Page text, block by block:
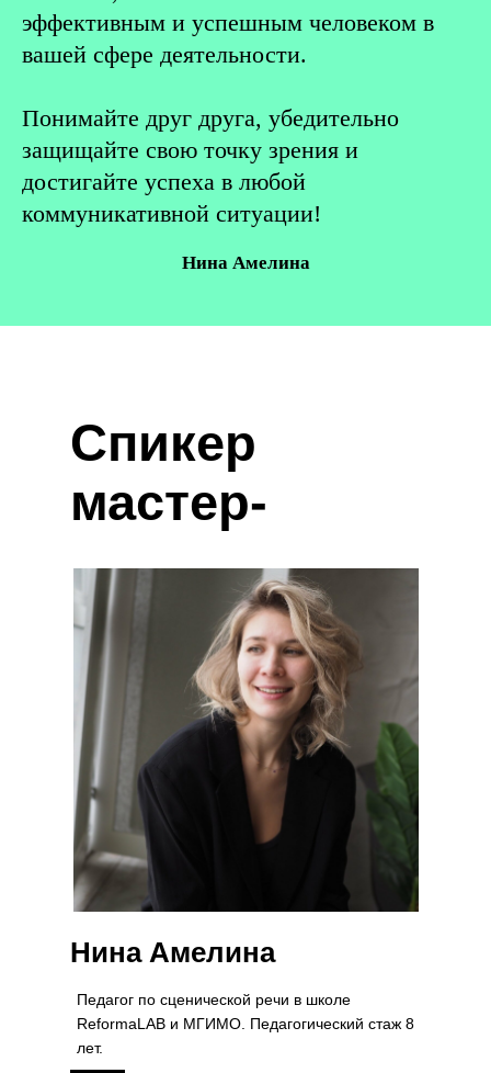
эффективным и успешным человеком в
вашей сфере деятельности.
Понимайте друг друга, убедительно
защищайте свою точку зрения и
достигайте успеха в любой
коммуникативной ситуации!
Нина Амелина
Спикер
мастер-
класса
Педагог по сценической речи в школе
ReformaLAB и МГИМО. Педагогический стаж 8
лет.
Нина Амелина